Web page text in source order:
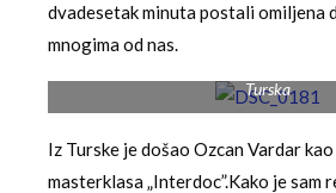
dvadesetak minuta postali omiljena
mnogima od nas.
Turska
Iz Turske je došao Ozcan Vardar
masterklasa „Interdoc”.Kako je sam